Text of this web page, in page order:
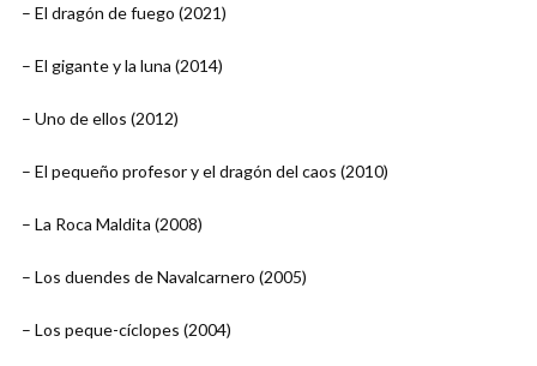
– El dragón de fuego (2021)
– El gigante y la luna (2014)
– Uno de ellos (2012)
– El pequeño profesor y el dragón del caos (2010)
– La Roca Maldita (2008)
– Los duendes de Navalcarnero (2005)
– Los peque-cíclopes (2004)